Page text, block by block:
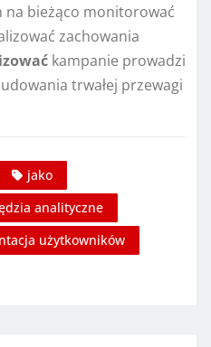
na bieżąco monitorować
zachowania
kampanie prowadzi
trwałej przewagi
jako
analityczne
użytkowników